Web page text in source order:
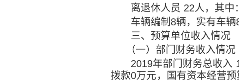
离退休人员 22人，其中
车辆编制 8辆，实有车辆
三、预算单位收入情况
（一）部门财务收入情况
2019年部门财务总收入
拨款0万元，国有资本经营